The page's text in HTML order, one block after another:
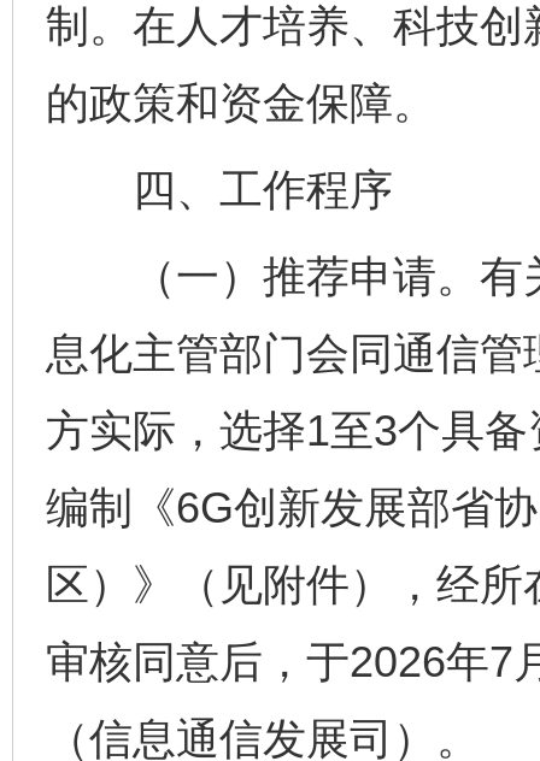
制。在人才培养、科技
的政策和资金保障。
四、工作程序
（一）推荐申请。有
息化主管部门会同通信
方实际，选择1至3个具
编制《6G创新发展部省
区）》（见附件），经
审核同意后，于2026年7
（信息通信发展司）。